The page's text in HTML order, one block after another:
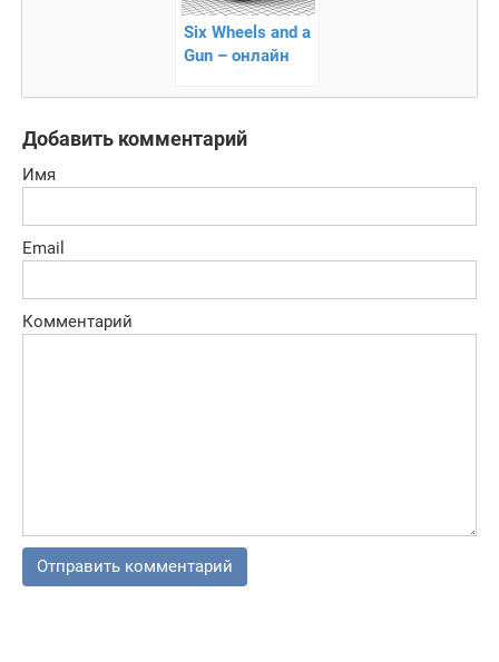
Six Wheels and a
Gun – онлайн
танках
Добавить комментарий
Имя
Email
Комментарий